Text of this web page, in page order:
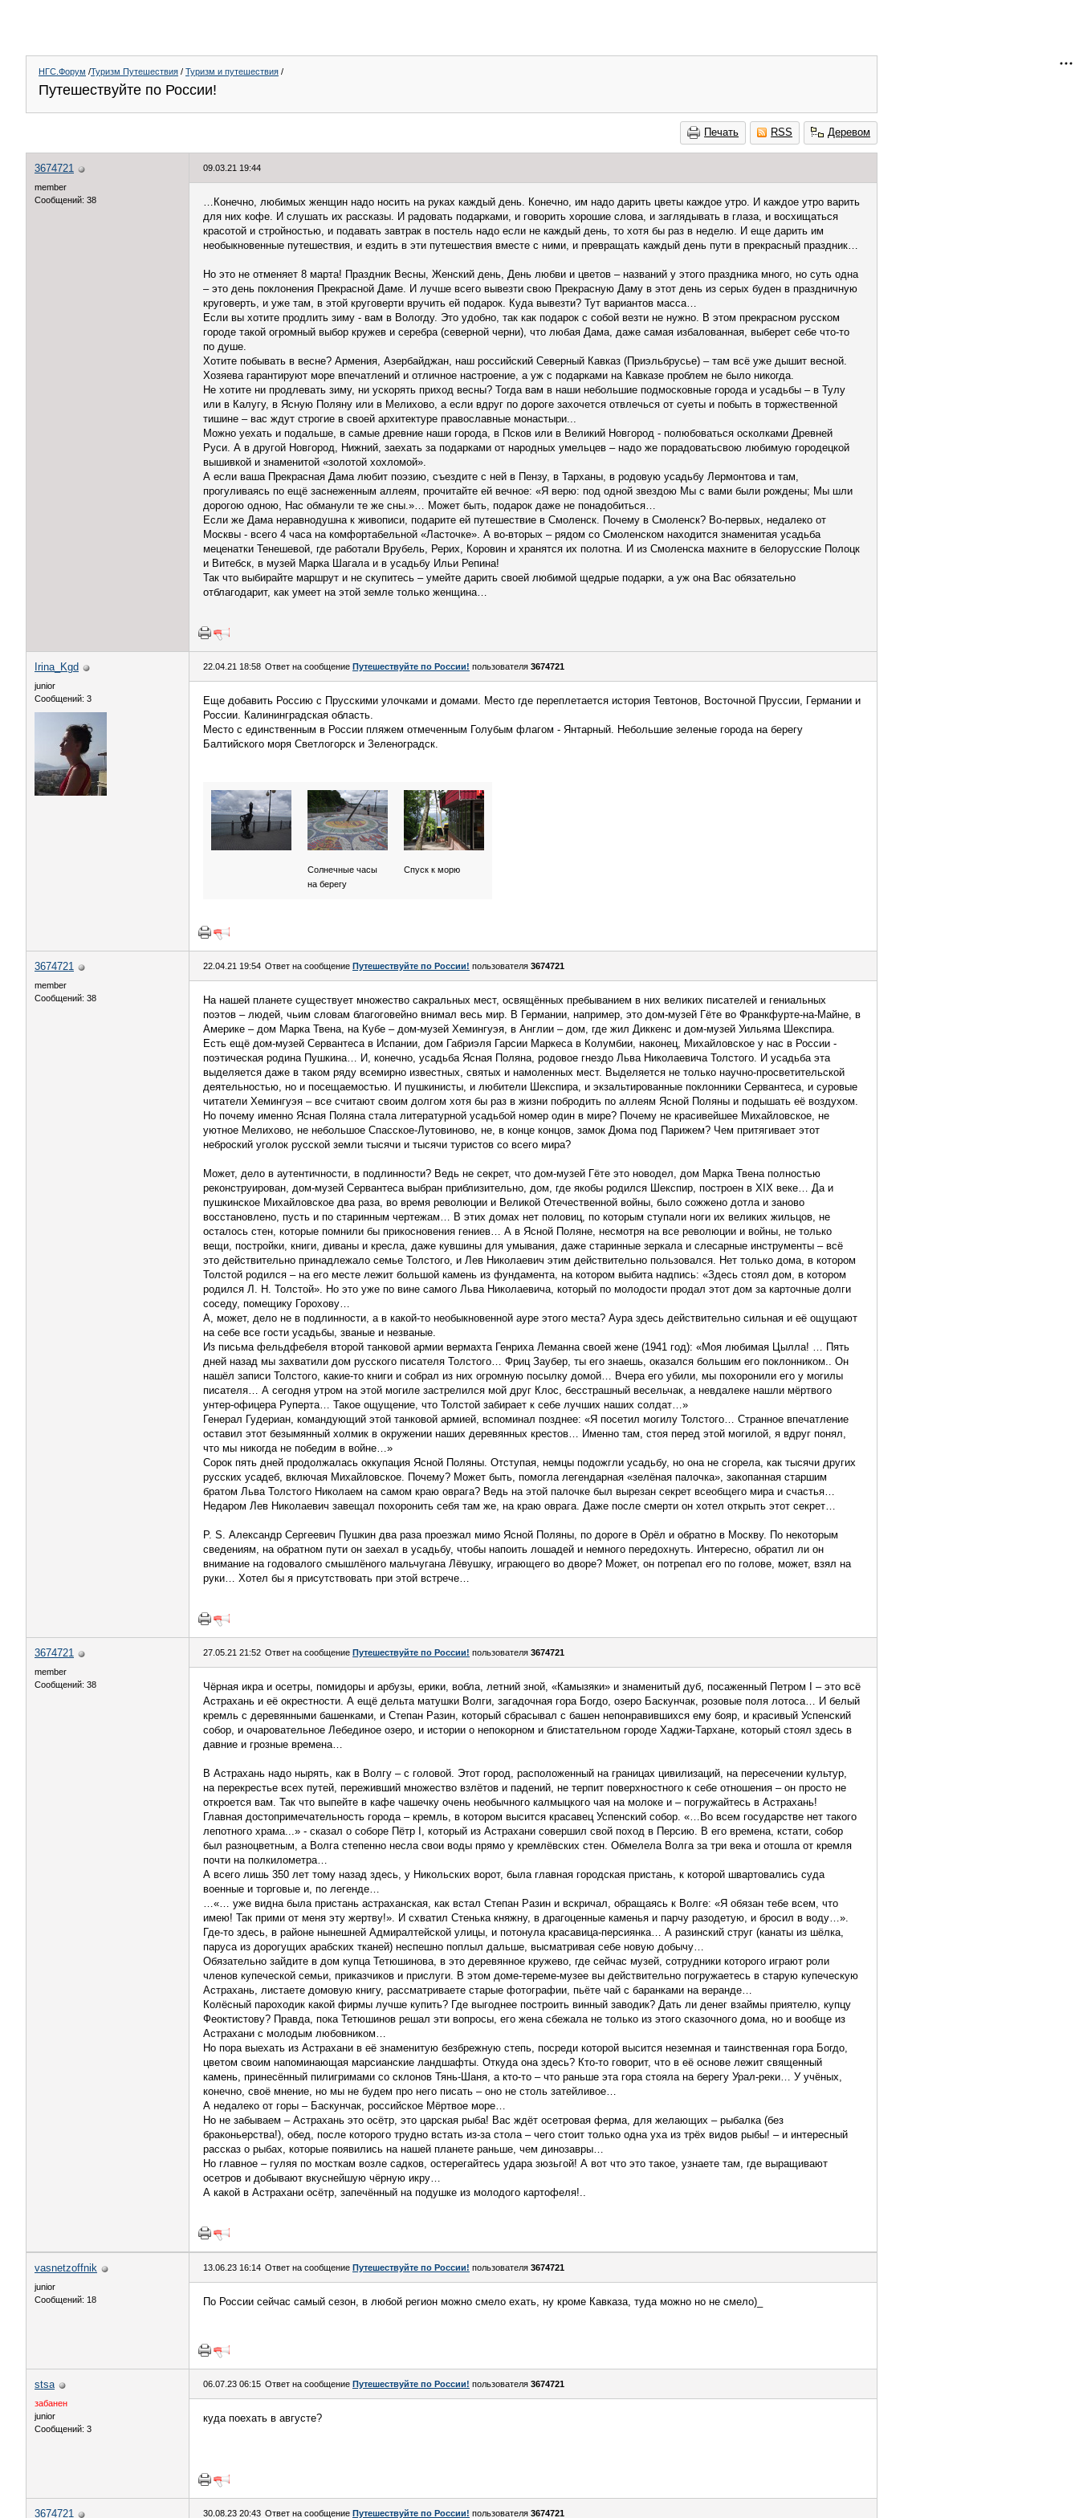
НГС.Форум /Туризм Путешествия / Туризм и путешествия /
Путешествуйте по России!
Печать RSS Деревом
3674721
member
Сообщений: 38
09.03.21 19:44
…Конечно, любимых женщин надо носить на руках каждый день. Конечно, им надо дарить цветы каждое утро. И каждое утро варить
для них кофе. И слушать их рассказы. И радовать подарками, и говорить хорошие слова, и заглядывать в глаза, и восхищаться
красотой и стройностью, и подавать завтрак в постель надо если не каждый день, то хотя бы раз в неделю. И еще дарить им
необыкновенные путешествия, и ездить в эти путешествия вместе с ними, и превращать каждый день пути в прекрасный праздник…
Но это не отменяет 8 марта! Праздник Весны, Женский день, День любви и цветов – названий у этого праздника много, но суть одна
– это день поклонения Прекрасной Даме. И лучше всего вывезти свою Прекрасную Даму в этот день из серых буден в праздничную
круговерть, и уже там, в этой круговерти вручить ей подарок. Куда вывезти? Тут вариантов масса…
Если вы хотите продлить зиму - вам в Вологду. Это удобно, так как подарок с собой везти не нужно. В этом прекрасном русском
городе такой огромный выбор кружев и серебра (северной черни), что любая Дама, даже самая избалованная, выберет себе что-то
по душе.
Хотите побывать в весне? Армения, Азербайджан, наш российский Северный Кавказ (Приэльбрусье) – там всё уже дышит весной.
Хозяева гарантируют море впечатлений и отличное настроение, а уж с подарками на Кавказе проблем не было никогда.
Не хотите ни продлевать зиму, ни ускорять приход весны? Тогда вам в наши небольшие подмосковные города и усадьбы – в Тулу
или в Калугу, в Ясную Поляну или в Мелихово, а если вдруг по дороге захочется отвлечься от суеты и побыть в торжественной
тишине – вас ждут строгие в своей архитектуре православные монастыри...
Можно уехать и подальше, в самые древние наши города, в Псков или в Великий Новгород - полюбоваться осколками Древней
Руси. А в другой Новгород, Нижний, заехать за подарками от народных умельцев – надо же порадоватьсвою любимую городецкой
вышивкой и знаменитой «золотой хохломой».
А если ваша Прекрасная Дама любит поэзию, съездите с ней в Пензу, в Тарханы, в родовую усадьбу Лермонтова и там,
прогуливаясь по ещё заснеженным аллеям, прочитайте ей вечное: «Я верю: под одной звездою Мы с вами были рождены; Мы шли
дорогою одною, Нас обманули те же сны.»… Может быть, подарок даже не понадобиться…
Если же Дама неравнодушна к живописи, подарите ей путешествие в Смоленск. Почему в Смоленск? Во-первых, недалеко от
Москвы - всего 4 часа на комфортабельной «Ласточке». А во-вторых – рядом со Смоленском находится знаменитая усадьба
меценатки Тенешевой, где работали Врубель, Рерих, Коровин и хранятся их полотна. И из Смоленска махните в белорусские Полоцк
и Витебск, в музей Марка Шагала и в усадьбу Ильи Репина!
Так что выбирайте маршрут и не скупитесь – умейте дарить своей любимой щедрые подарки, а уж она Вас обязательно
отблагодарит, как умеет на этой земле только женщина…
Irina_Kgd
junior
Сообщений: 3
22.04.21 18:58 Ответ на сообщение Путешествуйте по России! пользователя 3674721
Еще добавить Россию с Прусскими улочками и домами. Место где переплетается история Тевтонов, Восточной Пруссии, Германии и
России. Калининградская область.
Место с единственным в России пляжем отмеченным Голубым флагом - Янтарный. Небольшие зеленые города на берегу
Балтийского моря Светлогорск и Зеленоградск.
Солнечные часы
на берегу
Спуск к морю
3674721
member
Сообщений: 38
22.04.21 19:54 Ответ на сообщение Путешествуйте по России! пользователя 3674721
На нашей планете существует множество сакральных мест, освящённых пребыванием в них великих писателей и гениальных
поэтов – людей, чьим словам благоговейно внимал весь мир. В Германии, например, это дом-музей Гёте во Франкфурте-на-Майне, в
Америке – дом Марка Твена, на Кубе – дом-музей Хемингуэя, в Англии – дом, где жил Диккенс и дом-музей Уильяма Шекспира.
Есть ещё дом-музей Сервантеса в Испании, дом Габриэля Гарсии Маркеса в Колумбии, наконец, Михайловское у нас в России -
поэтическая родина Пушкина… И, конечно, усадьба Ясная Поляна, родовое гнездо Льва Николаевича Толстого. И усадьба эта
выделяется даже в таком ряду всемирно известных, святых и намоленных мест. Выделяется не только научно-просветительской
деятельностью, но и посещаемостью. И пушкинисты, и любители Шекспира, и экзальтированные поклонники Сервантеса, и суровые
читатели Хемингуэя – все считают своим долгом хотя бы раз в жизни побродить по аллеям Ясной Поляны и подышать её воздухом.
Но почему именно Ясная Поляна стала литературной усадьбой номер один в мире? Почему не красивейшее Михайловское, не
уютное Мелихово, не небольшое Спасское-Лутовиново, не, в конце концов, замок Дюма под Парижем? Чем притягивает этот
неброский уголок русской земли тысячи и тысячи туристов со всего мира?
Может, дело в аутентичности, в подлинности? Ведь не секрет, что дом-музей Гёте это новодел, дом Марка Твена полностью
реконструирован, дом-музей Сервантеса выбран приблизительно, дом, где якобы родился Шекспир, построен в XIX веке… Да и
пушкинское Михайловское два раза, во время революции и Великой Отечественной войны, было сожжено дотла и заново
восстановлено, пусть и по старинным чертежам… В этих домах нет половиц, по которым ступали ноги их великих жильцов, не
осталось стен, которые помнили бы прикосновения гениев… А в Ясной Поляне, несмотря на все революции и войны, не только
вещи, постройки, книги, диваны и кресла, даже кувшины для умывания, даже старинные зеркала и слесарные инструменты – всё
это действительно принадлежало семье Толстого, и Лев Николаевич этим действительно пользовался. Нет только дома, в котором
Толстой родился – на его месте лежит большой камень из фундамента, на котором выбита надпись: «Здесь стоял дом, в котором
родился Л. Н. Толстой». Но это уже по вине самого Льва Николаевича, который по молодости продал этот дом за карточные долги
соседу, помещику Горохову…
А, может, дело не в подлинности, а в какой-то необыкновенной ауре этого места? Аура здесь действительно сильная и её ощущают
на себе все гости усадьбы, званые и незваные.
Из письма фельдфебеля второй танковой армии вермахта Генриха Леманна своей жене (1941 год): «Моя любимая Цылла! … Пять
дней назад мы захватили дом русского писателя Толстого… Фриц Заубер, ты его знаешь, оказался большим его поклонником.. Он
нашёл записи Толстого, какие-то книги и собрал из них огромную посылку домой… Вчера его убили, мы похоронили его у могилы
писателя… А сегодня утром на этой могиле застрелился мой друг Клос, бесстрашный весельчак, а невдалеке нашли мёртвого
унтер-офицера Руперта… Такое ощущение, что Толстой забирает к себе лучших наших солдат…»
Генерал Гудериан, командующий этой танковой армией, вспоминал позднее: «Я посетил могилу Толстого… Странное впечатление
оставил этот безымянный холмик в окружении наших деревянных крестов… Именно там, стоя перед этой могилой, я вдруг понял,
что мы никогда не победим в войне…»
Сорок пять дней продолжалась оккупация Ясной Поляны. Отступая, немцы подожгли усадьбу, но она не сгорела, как тысячи других
русских усадеб, включая Михайловское. Почему? Может быть, помогла легендарная «зелёная палочка», закопанная старшим
братом Льва Толстого Николаем на самом краю оврага? Ведь на этой палочке был вырезан секрет всеобщего мира и счастья…
Недаром Лев Николаевич завещал похоронить себя там же, на краю оврага. Даже после смерти он хотел открыть этот секрет…
P. S. Александр Сергеевич Пушкин два раза проезжал мимо Ясной Поляны, по дороге в Орёл и обратно в Москву. По некоторым
сведениям, на обратном пути он заехал в усадьбу, чтобы напоить лошадей и немного передохнуть. Интересно, обратил ли он
внимание на годовалого смышлёного мальчугана Лёвушку, играющего во дворе? Может, он потрепал его по голове, может, взял на
руки… Хотел бы я присутствовать при этой встрече…
3674721
member
Сообщений: 38
27.05.21 21:52 Ответ на сообщение Путешествуйте по России! пользователя 3674721
Чёрная икра и осетры, помидоры и арбузы, ерики, вобла, летний зной, «Камызяки» и знаменитый дуб, посаженный Петром I – это всё
Астрахань и её окрестности. А ещё дельта матушки Волги, загадочная гора Богдо, озеро Баскунчак, розовые поля лотоса… И белый
кремль с деревянными башенками, и Степан Разин, который сбрасывал с башен непонравившихся ему бояр, и красивый Успенский
собор, и очаровательное Лебединое озеро, и истории о непокорном и блистательном городе Хаджи-Тархане, который стоял здесь в
давние и грозные времена…
В Астрахань надо нырять, как в Волгу – с головой. Этот город, расположенный на границах цивилизаций, на пересечении культур,
на перекрестье всех путей, переживший множество взлётов и падений, не терпит поверхностного к себе отношения – он просто не
откроется вам. Так что выпейте в кафе чашечку очень необычного калмыцкого чая на молоке и – погружайтесь в Астрахань!
Главная достопримечательность города – кремль, в котором высится красавец Успенский собор. «…Во всем государстве нет такого
лепотного храма...» - сказал о соборе Пётр I, который из Астрахани совершил свой поход в Персию. В его времена, кстати, собор
был разноцветным, а Волга степенно несла свои воды прямо у кремлёвских стен. Обмелела Волга за три века и отошла от кремля
почти на полкилометра…
А всего лишь 350 лет тому назад здесь, у Никольских ворот, была главная городская пристань, к которой швартовались суда
военные и торговые и, по легенде…
…«… уже видна была пристань астраханская, как встал Степан Разин и вскричал, обращаясь к Волге: «Я обязан тебе всем, что
имею! Так прими от меня эту жертву!». И схватил Стенька княжну, в драгоценные каменья и парчу разодетую, и бросил в воду…».
Где-то здесь, в районе нынешней Адмиралтейской улицы, и потонула красавица-персиянка… А разинский струг (канаты из шёлка,
паруса из дорогущих арабских тканей) неспешно поплыл дальше, высматривая себе новую добычу…
Обязательно зайдите в дом купца Тетюшинова, в это деревянное кружево, где сейчас музей, сотрудники которого играют роли
членов купеческой семьи, приказчиков и прислуги. В этом доме-тереме-музее вы действительно погружаетесь в старую купеческую
Астрахань, листаете домовую книгу, рассматриваете старые фотографии, пьёте чай с баранками на веранде…
Колёсный пароходик какой фирмы лучше купить? Где выгоднее построить винный заводик? Дать ли денег взаймы приятелю, купцу
Феоктистову? Правда, пока Тетюшинов решал эти вопросы, его жена сбежала не только из этого сказочного дома, но и вообще из
Астрахани с молодым любовником…
Но пора выехать из Астрахани в её знаменитую безбрежную степь, посреди которой высится неземная и таинственная гора Богдо,
цветом своим напоминающая марсианские ландшафты. Откуда она здесь? Кто-то говорит, что в её основе лежит священный
камень, принесённый пилигримами со склонов Тянь-Шаня, а кто-то – что раньше эта гора стояла на берегу Урал-реки… У учёных,
конечно, своё мнение, но мы не будем про него писать – оно не столь затейливое…
А недалеко от горы – Баскунчак, российское Мёртвое море…
Но не забываем – Астрахань это осётр, это царская рыба! Вас ждёт осетровая ферма, для желающих – рыбалка (без
браконьерства!), обед, после которого трудно встать из-за стола – чего стоит только одна уха из трёх видов рыбы! – и интересный
рассказ о рыбах, которые появились на нашей планете раньше, чем динозавры…
Но главное – гуляя по мосткам возле садков, остерегайтесь удара зюзьгой! А вот что это такое, узнаете там, где выращивают
осетров и добывают вкуснейшую чёрную икру…
А какой в Астрахани осётр, запечённый на подушке из молодого картофеля!..
vasnetzoffnik
junior
Сообщений: 18
13.06.23 16:14 Ответ на сообщение Путешествуйте по России! пользователя 3674721
По России сейчас самый сезон, в любой регион можно смело ехать, ну кроме Кавказа, туда можно но не смело)_
stsa
забанен
junior
Сообщений: 3
06.07.23 06:15 Ответ на сообщение Путешествуйте по России! пользователя 3674721
куда поехать в августе?
3674721 30.08.23 20:43 Ответ на сообщение Путешествуйте по России! пользователя 3674721